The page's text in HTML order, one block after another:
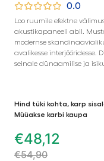
0.0
Loo ruumile efektne
akustikapaneeli abil.
modernse
avalikesse
seinale dünaamilise ja
Hind tüki kohta, karp
Müüakse karbi kaupa
€48,12
€54,90